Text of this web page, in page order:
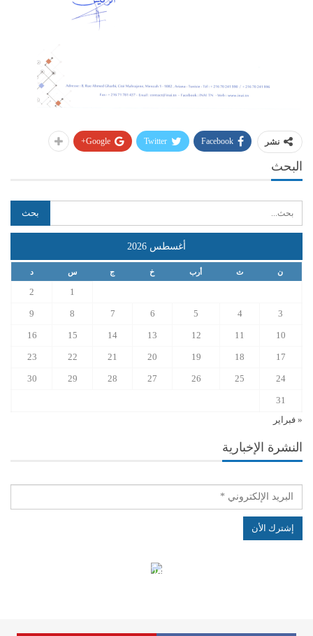
نشر Facebook
Twitter
Google+
البحث
أغسطس 2026
ن ث أرب خ ج س د
1
2
3
4
5
6
7
8
9
10
11
12
13
14
15
16
17
18
19
20
21
22
23
24
25
26
27
28
29
30
31
« فبراير
النشرة الإخبارية
الهياكل الخاضعة لقانون النفاذ إلى المعلومة